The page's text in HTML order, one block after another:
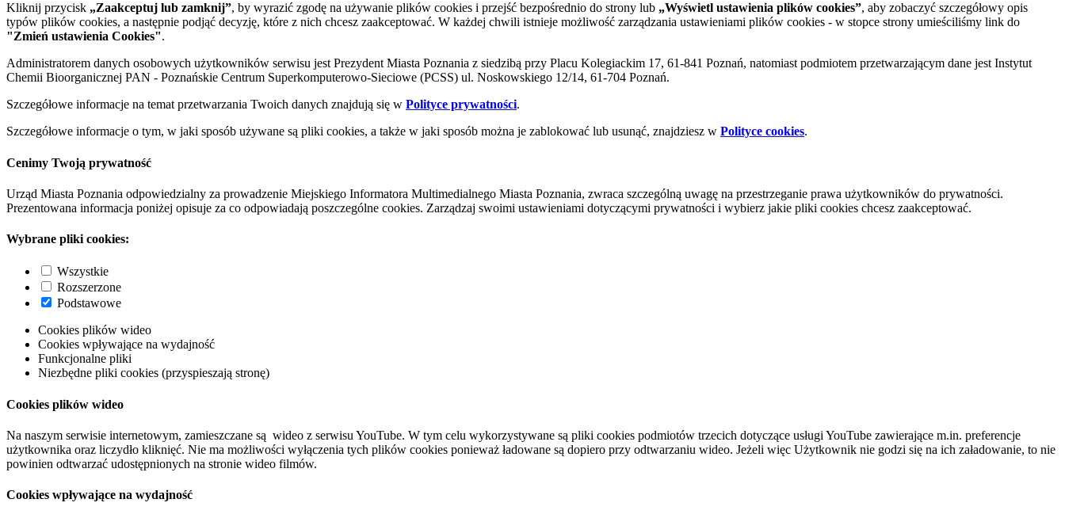
Kliknij przycisk „Zaakceptuj lub zamknij”, by wyrazić zgodę na używanie plików cookies i przejść bezpośrednio do strony lub „Wyświetl ustawienia plików cookies”, aby zobaczyć szczegółowy opis
typów plików cookies, a następnie podjąć decyzję, które z nich chcesz zaakceptować. W każdej chwili istnieje możliwość zarządzania ustawieniami plików cookies - w stopce strony umieściliśmy link do
"Zmień ustawienia Cookies".
Administratorem danych osobowych użytkowników serwisu jest Prezydent Miasta Poznania z siedzibą przy Placu Kolegiackim 17, 61-841 Poznań, natomiast podmiotem przetwarzającym dane jest Instytut
Chemii Bioorganicznej PAN - Poznańskie Centrum Superkomputerowo-Sieciowe (PCSS) ul. Noskowskiego 12/14, 61-704 Poznań.
Szczegółowe informacje na temat przetwarzania Twoich danych znajdują się w Polityce prywatności.
Szczegółowe informacje o tym, w jaki sposób używane są pliki cookies, a także w jaki sposób można je zablokować lub usunąć, znajdziesz w Polityce cookies.
Cenimy Twoją prywatność
Urząd Miasta Poznania odpowiedzialny za prowadzenie Miejskiego Informatora Multimedialnego Miasta Poznania, zwraca szczególną uwagę na przestrzeganie prawa użytkowników do prywatności.
Prezentowana informacja poniżej opisuje za co odpowiadają poszczególne cookies. Zarządzaj swoimi ustawieniami dotyczącymi prywatności i wybierz jakie pliki cookies chcesz zaakceptować.
Wybrane pliki cookies:
Wszystkie
Rozszerzone
Podstawowe
Cookies plików wideo
Cookies wpływające na wydajność
Funkcjonalne pliki
Niezbędne pliki cookies (przyspieszają stronę)
Cookies plików wideo
Na naszym serwisie internetowym, zamieszczane są wideo z serwisu YouTube. W tym celu wykorzystywane są pliki cookies podmiotów trzecich dotyczące usługi YouTube zawierające m.in. preferencje
użytkownika oraz liczydło kliknięć. Nie ma możliwości wyłączenia tych plików cookies ponieważ ładowane są dopiero przy odtwarzaniu wideo. Jeżeli więc Użytkownik nie godzi się na ich załadowanie, to nie
powinien odtwarzać udostępnionych na stronie wideo filmów.
Cookies wpływające na wydajność